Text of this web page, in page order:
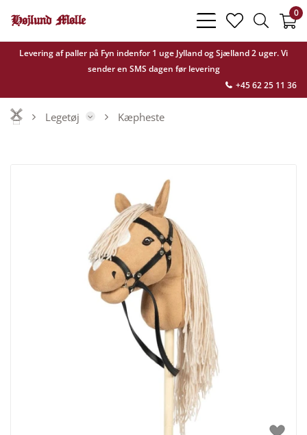
Levering af paller på Fyn indenfor 1 uge Jylland og Sjælland 2 uger. Vi
sender en SMS dagen før levering
+45 62 25 11 36
bars
light
heart
light
search
light
0
Legetøj Kæpheste